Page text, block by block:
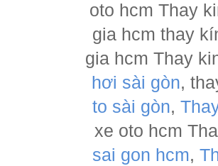
oto hcm Thay
gia hcm thay
gia hcm Thay
hơi sài gòn,
to sài gòn,
xe oto hcm
sai gon hcm,